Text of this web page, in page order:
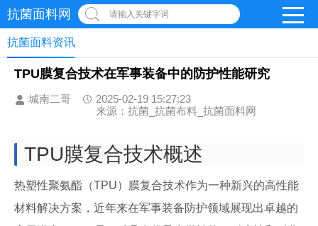
抗菌面料网 请输入关键字词
抗菌面料资讯
TPU膜复合技术在军事装备中的防护性能研究
城南二哥
2025-02-19 15:27:23
来源：抗菌_抗菌布料_抗菌面料网
TPU膜复合技术概述
热塑性聚氨酯（TPU）膜复合技术作为一种新兴的高性能
材料解决方案，近年来在军事装备防护领域展现出卓越的